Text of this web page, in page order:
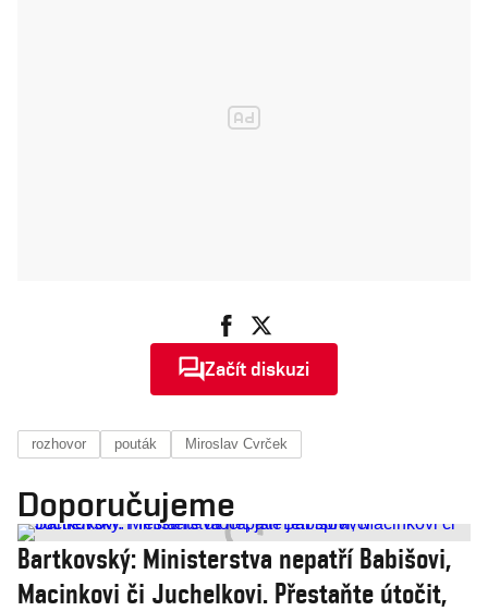
Začít diskuzi
rozhovor pouták Miroslav Cvrček
Doporučujeme
Bartkovský: Ministerstva nepatří Babišovi,
Macinkovi či Juchelkovi. Přestaňte útočit,